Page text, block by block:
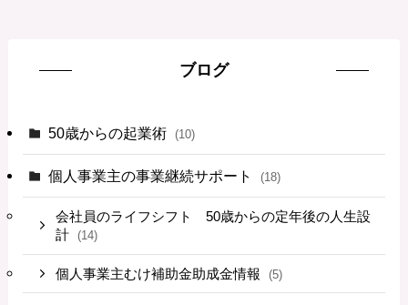
ブログ
50歳からの起業術 (10)
個人事業主の事業継続サポート (18)
会社員のライフシフト 50歳からの定年後の人生設
計
(14)
個人事業主むけ補助金助成金情報 (5)